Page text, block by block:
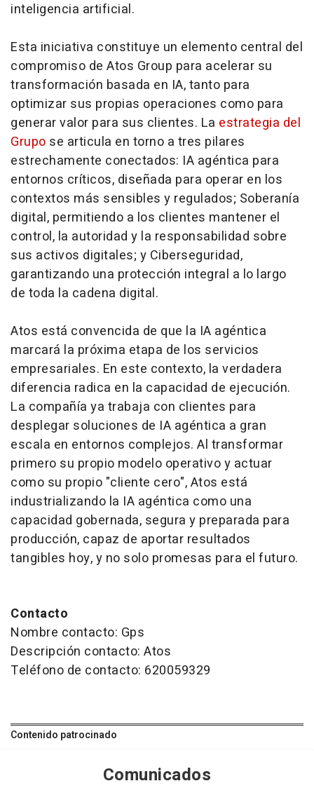
inteligencia artificial.
Esta iniciativa constituye un elemento central del
compromiso de Atos Group para acelerar su
transformación basada en IA, tanto para
optimizar sus propias operaciones como para
generar valor para sus clientes. La estrategia del
Grupo se articula en torno a tres pilares
estrechamente conectados: IA agéntica para
entornos críticos, diseñada para operar en los
contextos más sensibles y regulados; Soberanía
digital, permitiendo a los clientes mantener el
control, la autoridad y la responsabilidad sobre
sus activos digitales; y Ciberseguridad,
garantizando una protección integral a lo largo
de toda la cadena digital.
Atos está convencida de que la IA agéntica
marcará la próxima etapa de los servicios
empresariales. En este contexto, la verdadera
diferencia radica en la capacidad de ejecución.
La compañía ya trabaja con clientes para
desplegar soluciones de IA agéntica a gran
escala en entornos complejos. Al transformar
primero su propio modelo operativo y actuar
como su propio "cliente cero", Atos está
industrializando la IA agéntica como una
capacidad gobernada, segura y preparada para
producción, capaz de aportar resultados
tangibles hoy, y no solo promesas para el futuro.
Contacto
Nombre contacto: Gps
Descripción contacto: Atos
Teléfono de contacto: 620059329
Contenido patrocinado
Comunicados